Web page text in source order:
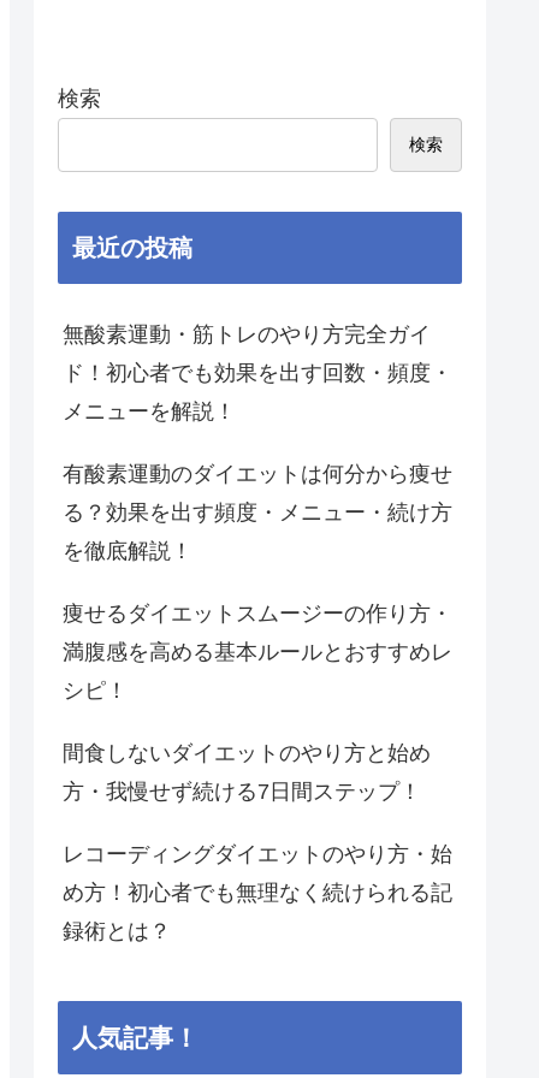
検索
検索
最近の投稿
無酸素運動・筋トレのやり方完全ガイ
ド！初心者でも効果を出す回数・頻度・
メニューを解説！
有酸素運動のダイエットは何分から痩せ
る？効果を出す頻度・メニュー・続け方
を徹底解説！
痩せるダイエットスムージーの作り方・
満腹感を高める基本ルールとおすすめレ
シピ！
間食しないダイエットのやり方と始め
方・我慢せず続ける7日間ステップ！
レコーディングダイエットのやり方・始
め方！初心者でも無理なく続けられる記
録術とは？
人気記事！